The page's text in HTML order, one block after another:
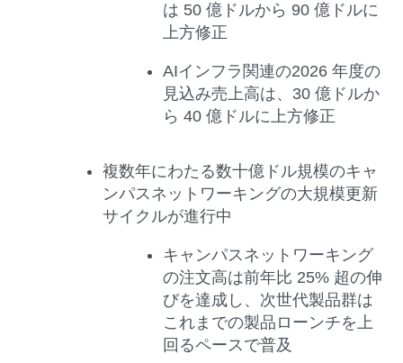
は 50 億ドルから 90 億ドルに
上方修正
AIインフラ関連の2026 年度の
見込み売上高は、30 億ドルか
ら 40 億ドルに上方修正
複数年にわたる数十億ドル規模のキャ
ンパスネットワーキングの大規模更新
サイクルが進行中
キャンパスネットワーキング
の注文高は前年比 25% 超の伸
びを達成し、次世代製品群は
これまでの製品ローンチを上
回るペースで普及